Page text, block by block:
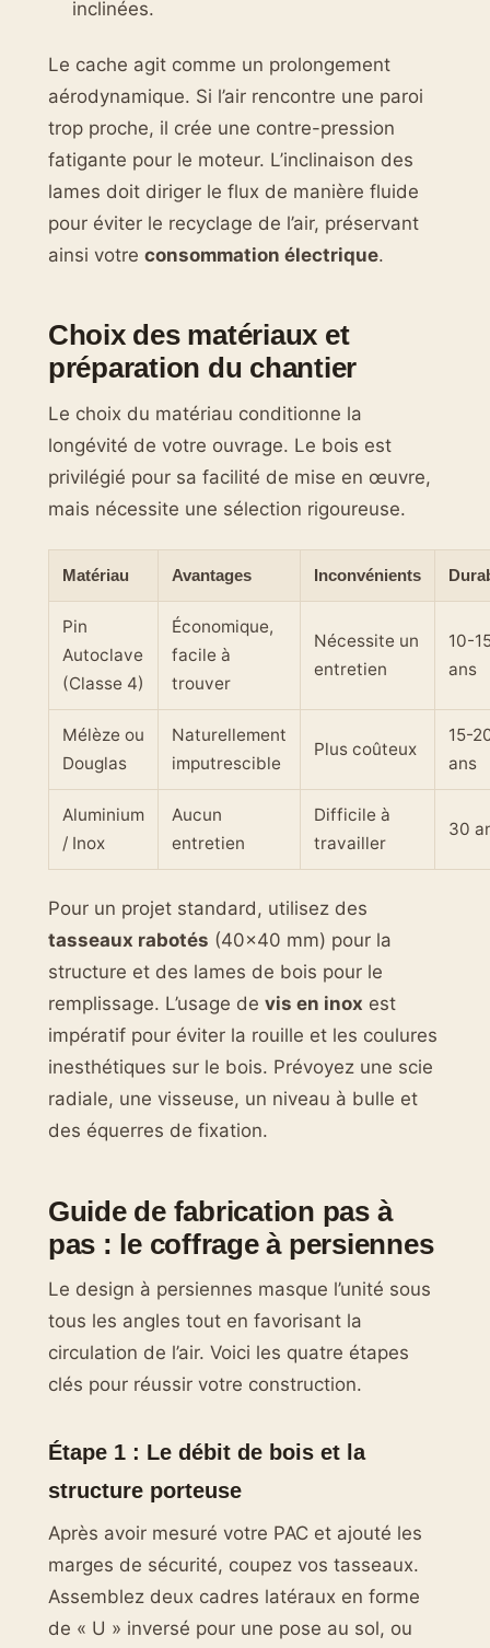
inclinées.
Le cache agit comme un prolongement
aérodynamique. Si l’air rencontre une paroi
trop proche, il crée une contre-pression
fatigante pour le moteur. L’inclinaison des
lames doit diriger le flux de manière fluide
pour éviter le recyclage de l’air, préservant
ainsi votre consommation électrique.
Choix des matériaux et
préparation du chantier
Le choix du matériau conditionne la
longévité de votre ouvrage. Le bois est
privilégié pour sa facilité de mise en œuvre,
mais nécessite une sélection rigoureuse.
Matériau Avantages Inconvénients
Pin
Autoclave
(Classe 4)
Économique,
facile à
trouver
Nécessite un
entretien
10-
ans
Mélèze ou
Douglas
Naturellement
imputrescible
Plus coûteux
15-
ans
Aluminium
/ Inox
Aucun
entretien
Difficile à
travailler
30
Pour un projet standard, utilisez des
tasseaux rabotés (40×40 mm) pour la
structure et des lames de bois pour le
remplissage. L’usage de vis en inox est
impératif pour éviter la rouille et les coulures
inesthétiques sur le bois. Prévoyez une scie
radiale, une visseuse, un niveau à bulle et
des équerres de fixation.
Guide de fabrication pas à
pas : le coffrage à persiennes
Le design à persiennes masque l’unité sous
tous les angles tout en favorisant la
circulation de l’air. Voici les quatre étapes
clés pour réussir votre construction.
Étape 1 : Le débit de bois et la
structure porteuse
Après avoir mesuré votre PAC et ajouté les
marges de sécurité, coupez vos tasseaux.
Assemblez deux cadres latéraux en forme
de « U » inversé pour une pose au sol, ou